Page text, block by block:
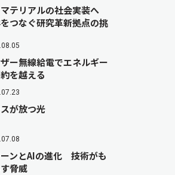
テリアルの社会実装へ
つなぐ研究革新拠点の挑
ー無線給電でエネルギー
を越える
が放つ光
ーンとAIの進化 技術がも
脅威